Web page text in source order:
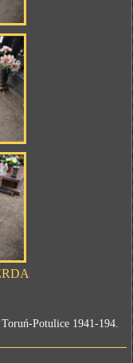
Potulice 1941-194.